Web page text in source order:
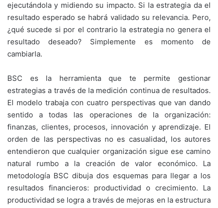
ejecutándola y midiendo su impacto. Si la estrategia da el
resultado esperado se habrá validado su relevancia. Pero,
¿qué sucede si por el contrario la estrategia no genera el
resultado deseado? Simplemente es momento de
cambiarla.
BSC es la herramienta que te permite gestionar
estrategias a través de la medición continua de resultados.
El modelo trabaja con cuatro perspectivas que van dando
sentido a todas las operaciones de la organización:
finanzas, clientes, procesos, innovación y aprendizaje. El
orden de las perspectivas no es casualidad, los autores
entendieron que cualquier organización sigue ese camino
natural rumbo a la creación de valor económico. La
metodología BSC dibuja dos esquemas para llegar a los
resultados financieros: productividad o crecimiento. La
productividad se logra a través de mejoras en la estructura